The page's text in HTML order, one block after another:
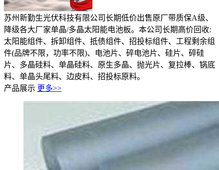
苏州新勤生光伏科技有限公司长期低价出售原厂带质保A级、
降级各大厂家单晶/多晶太阳能电池板。本公司长期高价回收:
太阳能组件、拆卸组件、抵债组件、招投标组件、工程剩余组
件(品牌不限，功率不限)、电池片、碎电池片、硅片、碎硅
片、多晶硅料、单晶硅料、原生多晶、抛光片、复拉棒、锅底
料、单晶头尾料、边皮料、招投标原料。
产品展示 更多>>